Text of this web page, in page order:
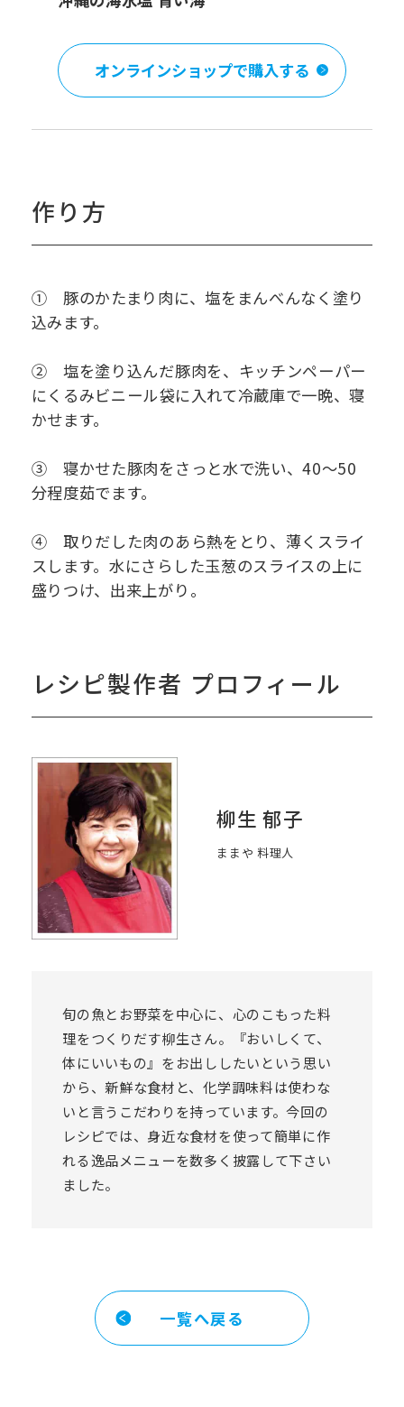
オンラインショップで購入する
作り方
① 豚のかたまり肉に、塩をまんべんなく塗り
込みます。
② 塩を塗り込んだ豚肉を、キッチンペーパー
にくるみビニール袋に入れて冷蔵庫で一晩、寝
かせます。
③ 寝かせた豚肉をさっと水で洗い、40〜50
分程度茹でます。
④ 取りだした肉のあら熱をとり、薄くスライ
スします。水にさらした玉葱のスライスの上に
盛りつけ、出来上がり。
レシピ製作者 プロフィール
柳生 郁子
ままや 料理人
旬の魚とお野菜を中心に、心のこもった料
理をつくりだす柳生さん。『おいしくて、
体にいいもの』をお出ししたいという思い
から、新鮮な食材と、化学調味料は使わな
いと言うこだわりを持っています。今回の
レシピでは、身近な食材を使って簡単に作
れる逸品メニューを数多く披露して下さい
ました。
一覧へ戻る